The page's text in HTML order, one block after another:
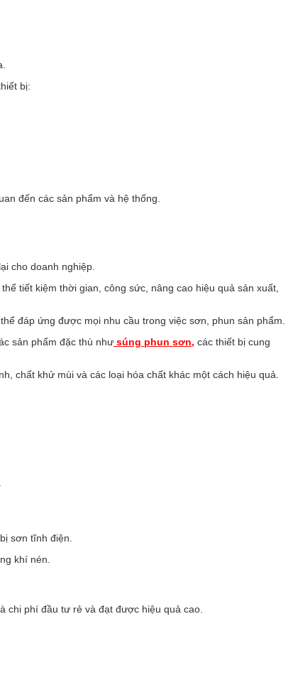
bị:
đến các sản phẩm và hệ thống.
cho doanh nghiệp.
tiết kiệm thời gian, công sức, nâng cao hiệu quả sản xuất,
đáp ứng được mọi nhu cầu trong việc sơn, phun sản phẩm.
sản phẩm đặc thù như súng phun sơn, các thiết bị cung
chất khử mùi và các loại hóa chất khác một cách hiệu quả.
sơn tĩnh điện.
khí nén.
chi phí đầu tư rẻ và đạt được hiệu quả cao.